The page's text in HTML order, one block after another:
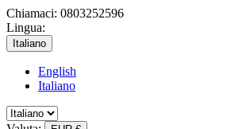
Chiamaci: 0803252596
Lingua:
Italiano
English
Italiano